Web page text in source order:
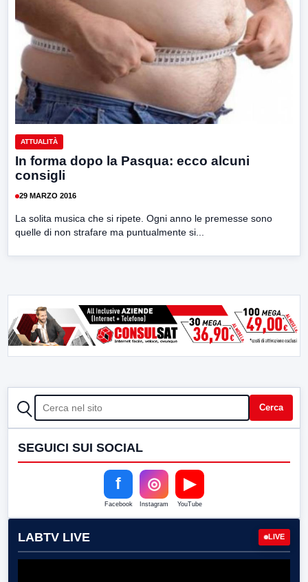
ATTUALITÀ
In forma dopo la Pasqua: ecco alcuni
consigli
29 MARZO 2016
La solita musica che si ripete. Ogni anno le premesse sono
quelle di non strafare ma puntualmente si...
CERCA Cerca
SEGUICI SUI SOCIAL
f
Facebook
◎
Instagram
▶
YouTube
LABTV LIVE LIVE